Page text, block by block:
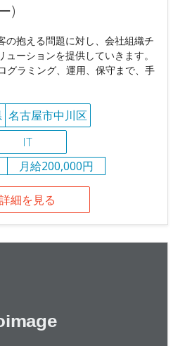
)
の抱える問題に対し、会社組織チ
ーションを提供していきます。
グラミング、運用、保守まで、手
名古屋市中川区
IT
月給200,000円
詳細を見る